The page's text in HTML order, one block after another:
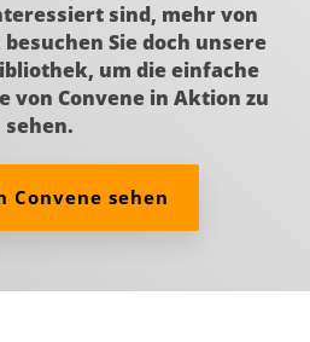
sind, mehr von
Sie doch unsere
um die einfache
von Convene in Aktion zu
sehen.
Convene sehen